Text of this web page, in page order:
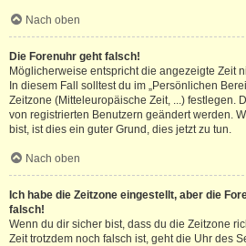
Nach oben
Die Forenuhr geht falsch!
Möglicherweise entspricht die angezeigte Zeit
In diesem Fall solltest du im „Persönlichen
Zeitzone (Mitteleuropäische Zeit, ...) festlegen.
von registrierten Benutzern geändert werden.
bist, ist dies ein guter Grund, dies jetzt zu tun.
Nach oben
Ich habe die Zeitzone eingestellt, aber die
falsch!
Wenn du dir sicher bist, dass du die Zeitzone
Zeit trotzdem noch falsch ist, geht die Uhr des